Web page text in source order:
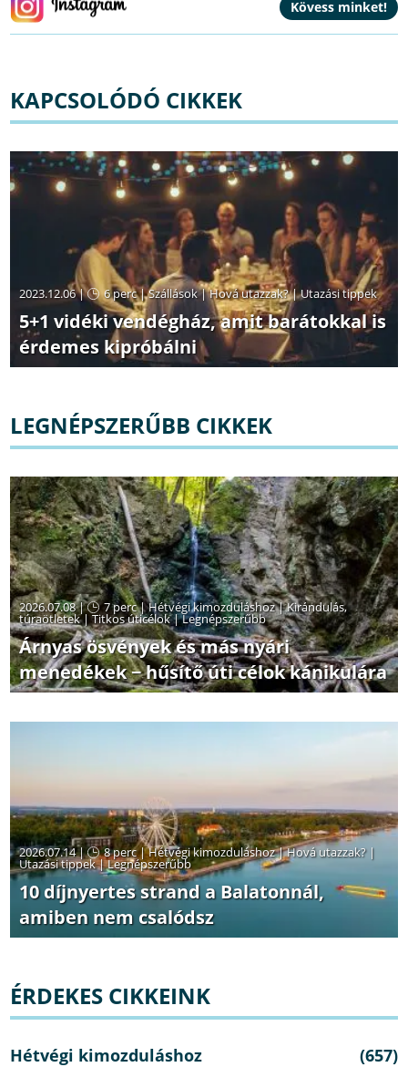
KAPCSOLÓDÓ CIKKEK
2023.12.06 | 6 perc|Szállások|Hová utazzak?|Utazási tippek
5+1 vidéki vendégház, amit barátokkal is
érdemes kipróbálni
LEGNÉPSZERŰBB CIKKEK
2026.07.08 | 7 perc|Hétvégi kimozduláshoz|Kirándulás,
túraötletek|Titkos úticélok|Legnépszerűbb
Árnyas ösvények és más nyári
menedékek − hűsítő úti célok kánikulára
2026.07.14 | 8 perc|Hétvégi kimozduláshoz|Hová utazzak? |
Utazási tippek|Legnépszerűbb
10 díjnyertes strand a Balatonnál,
amiben nem csalódsz
ÉRDEKES CIKKEINK
Hétvégi kimozduláshoz
(657)